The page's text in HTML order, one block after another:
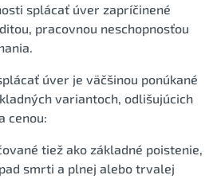
splácať úver zapríčinené
pracovnou neschopnosťou
úver je väčšinou ponúkané
variantoch, odlišujúcich
cenou:
tiež ako základné poistenie,
smrti a plnej alebo trvalej